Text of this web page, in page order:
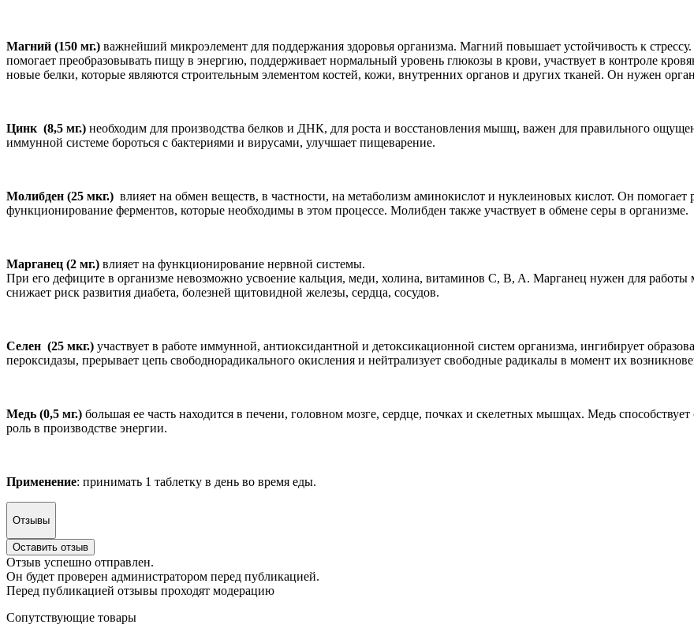
Магний (150 мг.) важнейший микроэлемент для поддержания здоровья организма. Магний повышает устойчивость к
помогает преобразовывать пищу в энергию, поддерживает нормальный уровень глюкозы в крови, участвует в контроле
новые белки, которые являются строительным элементом костей, кожи, внутренних органов и других тканей. Он нужен
Цинк (8,5 мг.) необходим для производства белков и ДНК, для роста и восстановления мышц, важен для правильного
иммунной системе бороться с бактериями и вирусами, улучшает пищеварение.
Молибден (25 мкг.) влияет на обмен веществ, в частности, на метаболизм аминокислот и нуклеиновых кислот. Он помогает
функционирование ферментов, которые необходимы в этом процессе. Молибден также участвует в обмене серы в организме.
Марганец (2 мг.) влияет на функционирование нервной системы.
При его дефиците в организме невозможно усвоение кальция, меди, холина, витаминов C, B, A. Марганец нужен для
снижает риск развития диабета, болезней щитовидной железы, сердца, сосудов.
Селен (25 мкг.) участвует в работе иммунной, антиоксидантной и детоксикационной систем организма, ингибирует
пероксидазы, прерывает цепь свободнорадикального окисления и нейтрализует свободные радикалы в момент их
Медь (0,5 мг.) большая ее часть находится в печени, головном мозге, сердце, почках и скелетных мышцах. Медь
роль в производстве энергии.
Применение: принимать 1 таблетку в день во время еды.
Отзывы
Оставить отзыв
Отзыв успешно отправлен.
Он будет проверен администратором перед публикацией.
Перед публикацией отзывы проходят модерацию
Сопутствующие товары